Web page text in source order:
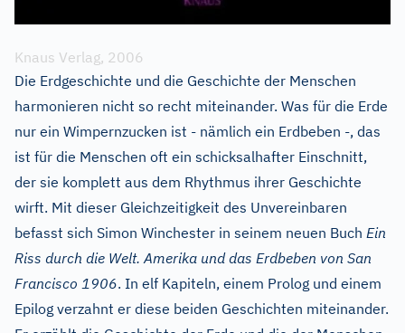
Knaus Verlag, 2006
Die Erdgeschichte und die Geschichte der Menschen
harmonieren nicht so recht miteinander. Was für die Erde
nur ein Wimpernzucken ist - nämlich ein Erdbeben -, das
ist für die Menschen oft ein schicksalhafter Einschnitt,
der sie komplett aus dem Rhythmus ihrer Geschichte
wirft. Mit dieser Gleichzeitigkeit des Unvereinbaren
befasst sich Simon Winchester in seinem neuen Buch Ein
Riss durch die Welt. Amerika und das Erdbeben von San
Francisco 1906. In elf Kapiteln, einem Prolog und einem
Epilog verzahnt er diese beiden Geschichten miteinander.